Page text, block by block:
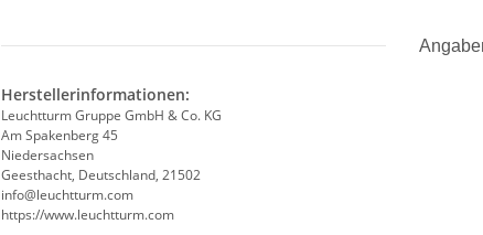
Herstellerinformationen:
Leuchtturm Gruppe GmbH & Co. KG
Am Spakenberg 45
Niedersachsen
Geesthacht, Deutschland, 21502
info@leuchtturm.com
https://www.leuchtturm.com